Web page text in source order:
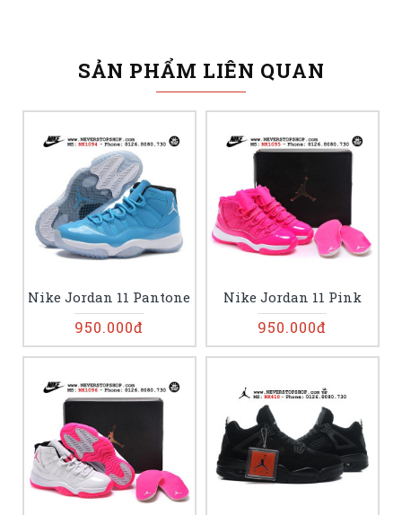
SẢN PHẨM LIÊN QUAN
Nike Jordan 11 Pantone
950.000đ
Nike Jordan 11 Pink
950.000đ